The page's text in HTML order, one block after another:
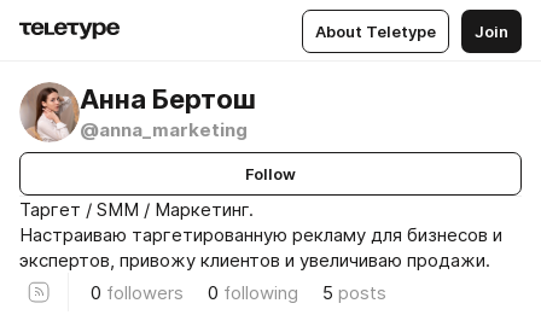
About Teletype Join
Анна Бертош
@anna_marketing
Follow
Таргет / SMM / Маркетинг.
Настраиваю таргетированную рекламу для бизнесов и
экспертов, привожу клиентов и увеличиваю продажи.
0 followers 0 following 5 posts